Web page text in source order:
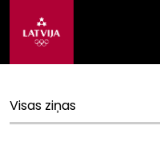
Visas ziņas